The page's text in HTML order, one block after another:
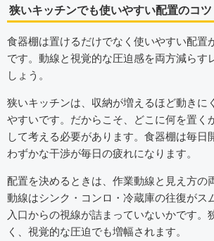
狭いキッチンでも使いやすい配置のコツ
食器棚は置けるだけでなく使いやすい配置
です。動線と視覚的な圧迫感を両方減らす
しょう。
狭いキッチンは、収納が増えるほど動きに
やすいです。だからこそ、どこに何を置く
して考える必要があります。食器棚は毎日
わずかな干渉が毎日の疲れになります。
配置を決めるときは、作業動線と見え方の
動線はシンク・コンロ・冷蔵庫の往復がス
入口からの視線が詰まっていないかです。
く、視覚的な圧迫でも増幅されます。